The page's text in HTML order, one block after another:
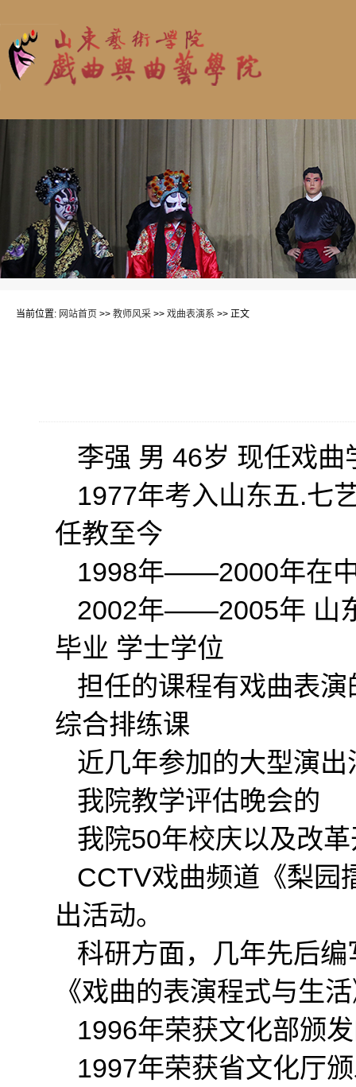
当前位置: 网站首页 >> 教师风采 >> 戏曲表演系 >> 正文
李强 男 46岁 现任戏
1977年考入山东五.七
任教至今
1998年——2000年在
2002年——2005年 山
毕业 学士学位
担任的课程有戏曲表
综合排练课
近几年参加的大型演出
我院教学评估晚会的
我院50年校庆以及改
CCTV戏曲频道《梨园
出活动。
科研方面，几年先后
《戏曲的表演程式与生
1996年荣获文化部颁
1997年荣获省文化厅